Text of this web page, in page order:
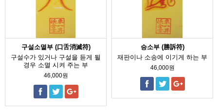
구설소멸부 (口舌消滅符)
구설수가 있거나 구설을 듣게 될
경우 소멸 시켜 주는 부
46,000원
승소부 (勝訴符)
재판이나 소송에 이기게 하는 부
46,000원